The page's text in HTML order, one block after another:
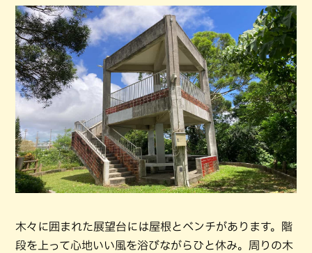
木々に囲まれた展望台には屋根とベンチがあります。階
段を上って心地いい風を浴びながらひと休み。周りの木